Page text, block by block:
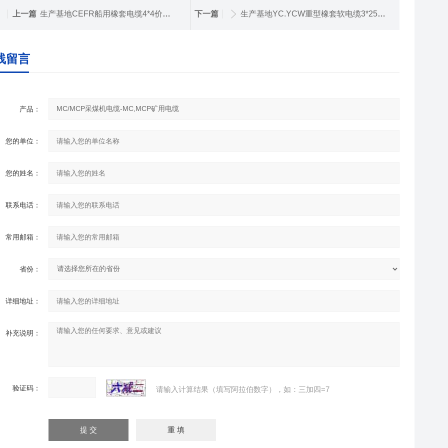
上一篇 生产基地CEFR船用橡套电缆4*4价格 CEFR电缆4*6厂家 下一篇 生产基地YC.YCW重型橡套软电缆3*25+1*10价格
留言
产品：
您的单位：
您的姓名：
联系电话：
常用邮箱：
省份：
详细地址：
补充说明：
验证码： 请输入计算结果（填写阿拉伯数字），如：三加四=7